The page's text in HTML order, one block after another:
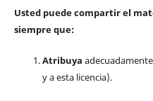
Usted puede compartir el
siempre que:
Atribuya
y a esta licencia).